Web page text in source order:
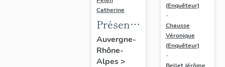
Catherine
Présentation
de
l'étude
Auvergne-
Rhône-
Alpes>
(Enquêteur)
-
Chausse
Véronique
(Enquêteur)
-
Bellet Jérôme